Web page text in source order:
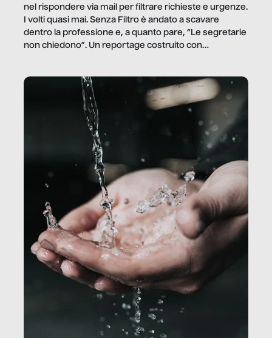
nel rispondere via mail per filtrare richieste e urgenze.
I volti quasi mai. Senza Filtro è andato a scavare
dentro la professione e, a quanto pare, “Le segretarie
non chiedono”. Un reportage costruito con